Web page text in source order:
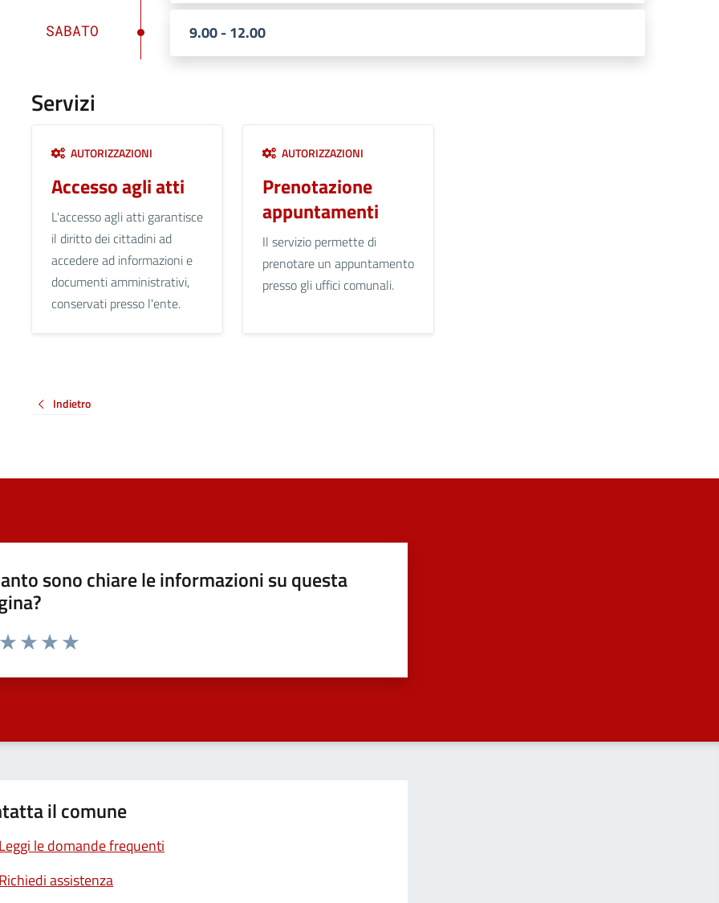
SABATO 9.00 - 12.00
Servizi
AUTORIZZAZIONI
Accesso agli atti
L'accesso agli atti garantisce
il diritto dei cittadini ad
accedere ad informazioni e
documenti amministrativi,
conservati presso l'ente.
AUTORIZZAZIONI
Prenotazione
appuntamenti
Il servizio permette di
prenotare un appuntamento
presso gli uffici comunali.
Indietro
sono chiare le informazioni su questa
da 1 a 5 stelle la pagina
il comune
Leggi le domande frequenti
Richiedi assistenza